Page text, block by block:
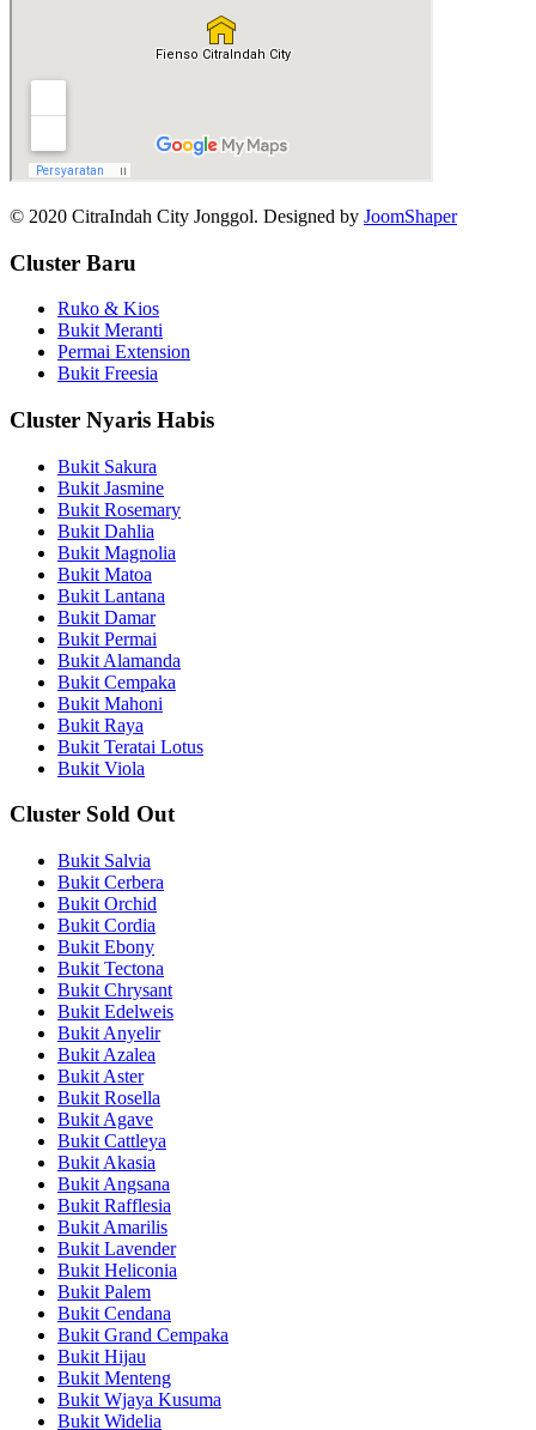
© 2020 CitraIndah City Jonggol. Designed by JoomShaper
Cluster Baru
Ruko & Kios
Bukit Meranti
Permai Extension
Bukit Freesia
Cluster Nyaris Habis
Bukit Sakura
Bukit Jasmine
Bukit Rosemary
Bukit Dahlia
Bukit Magnolia
Bukit Matoa
Bukit Lantana
Bukit Damar
Bukit Permai
Bukit Alamanda
Bukit Cempaka
Bukit Mahoni
Bukit Raya
Bukit Teratai Lotus
Bukit Viola
Cluster Sold Out
Bukit Salvia
Bukit Cerbera
Bukit Orchid
Bukit Cordia
Bukit Ebony
Bukit Tectona
Bukit Chrysant
Bukit Edelweis
Bukit Anyelir
Bukit Azalea
Bukit Aster
Bukit Rosella
Bukit Agave
Bukit Cattleya
Bukit Akasia
Bukit Angsana
Bukit Rafflesia
Bukit Amarilis
Bukit Lavender
Bukit Heliconia
Bukit Palem
Bukit Cendana
Bukit Grand Cempaka
Bukit Hijau
Bukit Menteng
Bukit Wjaya Kusuma
Bukit Widelia